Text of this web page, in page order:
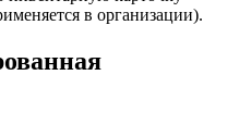
в организации).